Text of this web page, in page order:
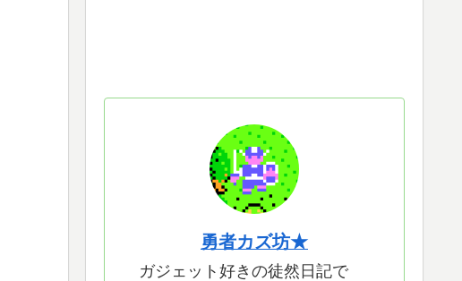
勇者カズ坊★
ガジェット好きの徒然日記で